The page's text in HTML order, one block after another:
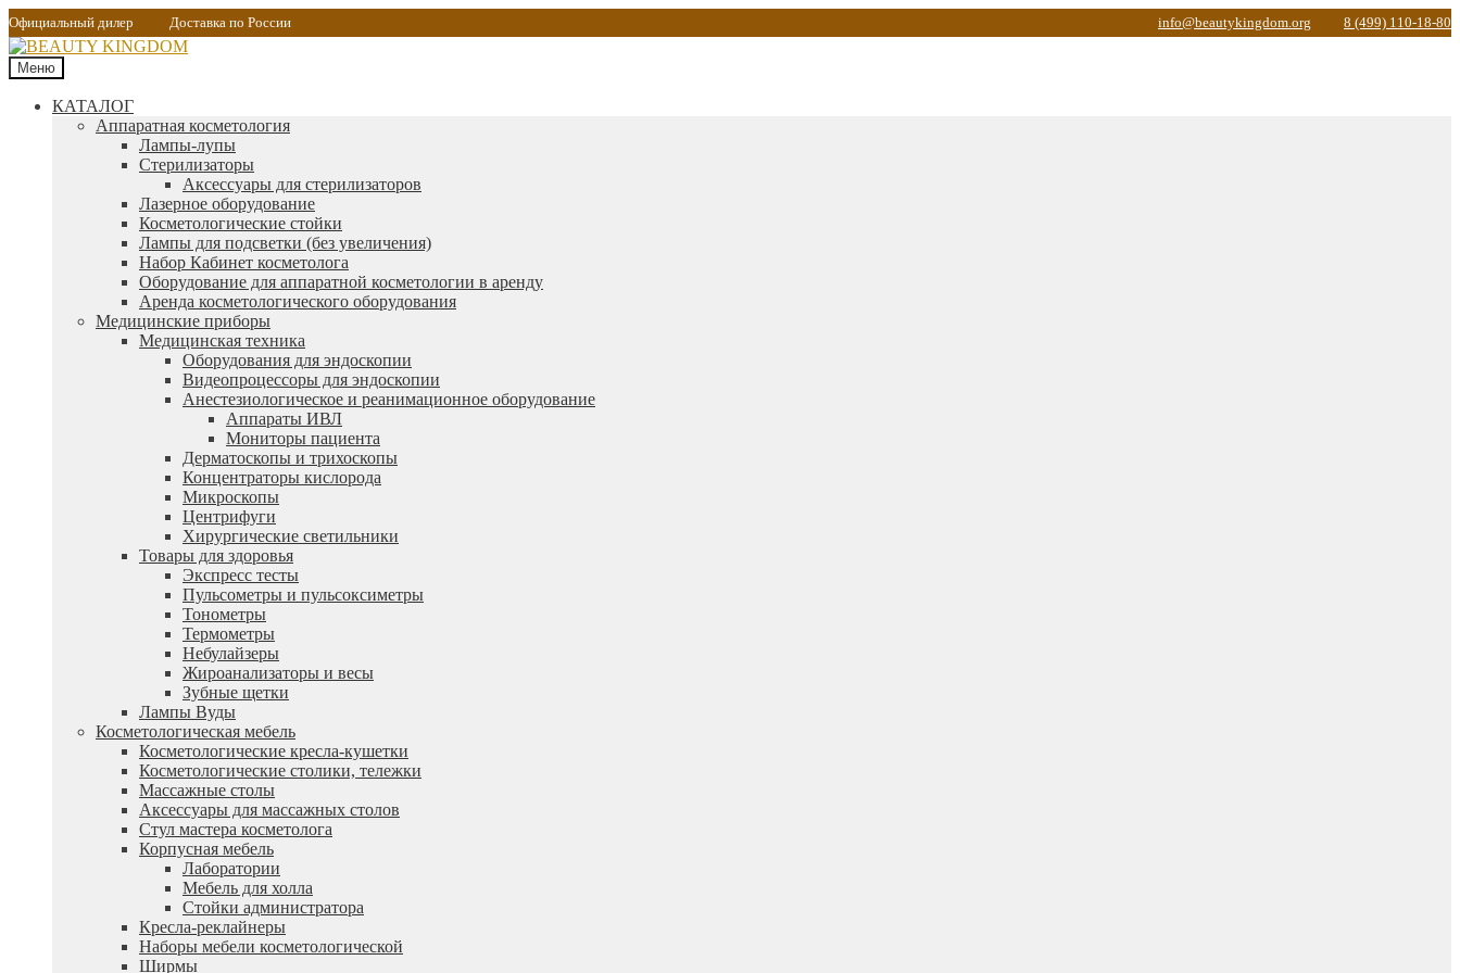
Официальный дилер Доставка по России info@beautykingdom.org 8 (499) 110-18-80
Меню
КАТАЛОГ
Аппаратная косметология
Лампы-лупы
Стерилизаторы
Аксессуары для стерилизаторов
Лазерное оборудование
Косметологические стойки
Лампы для подсветки (без увеличения)
Набор Кабинет косметолога
Оборудование для аппаратной косметологии в аренду
Аренда косметологического оборудования
Медицинские приборы
Медицинская техника
Оборудования для эндоскопии
Видеопроцессоры для эндоскопии
Анестезиологическое и реанимационное оборудование
Аппараты ИВЛ
Мониторы пациента
Дерматоскопы и трихоскопы
Концентраторы кислорода
Микроскопы
Центрифуги
Xирургические светильники
Товары для здоровья
Экспресс тесты
Пульсометры и пульсоксиметры
Тонометры
Термометры
Небулайзеры
Жироанализаторы и весы
Зубные щетки
Лампы Вуды
Косметологическая мебель
Косметологические кресла-кушетки
Косметологические столики, тележки
Массажные столы
Аксессуары для массажных столов
Стул мастера косметолога
Корпусная мебель
Лаборатории
Мебель для холла
Стойки администратора
Кресла-реклайнеры
Наборы мебели косметологической
Ширмы